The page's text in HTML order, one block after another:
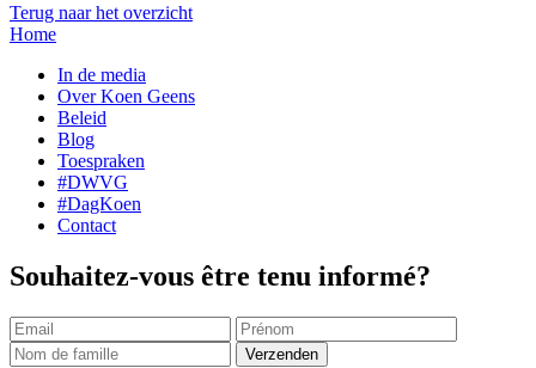
Terug naar het overzicht
Home
In de media
Over Koen Geens
Beleid
Blog
Toespraken
#DWVG
#DagKoen
Contact
Souhaitez-vous être tenu informé?